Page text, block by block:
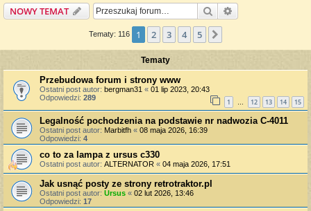
NOWY TEMAT Szukaj
Tematy: 116 1 2 3 4 5
Tematy
Przebudowa forum i strony www
Ostatni post autor: bergman31 « 01 lip 2023, 20:43
Odpowiedzi: 289 1 … 12 13 14 15
Legalność pochodzenia na podstawie nr nadwozia C-4011
Ostatni post autor: Marbitfh « 08 maja 2026, 16:39
Odpowiedzi: 4
co to za lampa z ursus c330
Ostatni post autor: ALTERNATOR « 04 maja 2026, 17:51
Jak usnąć posty ze strony retrotraktor.pl
Ostatni post autor: Ursus « 02 lut 2026, 13:46
Odpowiedzi: 17